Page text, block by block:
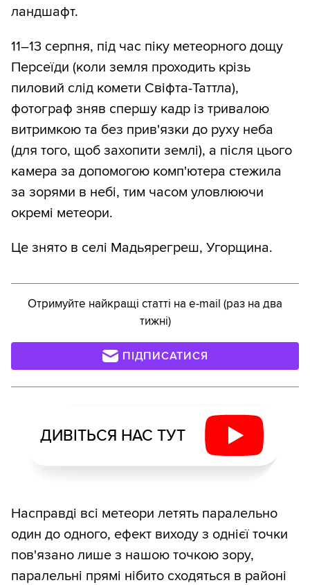
ландшафт.
11–13 серпня, під час піку метеорного дощу
Персеїди (коли земля проходить крізь
пиловий слід комети Свіфта-Таттла),
фотограф зняв спершу кадр із тривалою
витримкою та без прив'язки до руху неба
(для того, щоб захопити землі), а після цього
камера за допомогою комп'ютера стежила
за зорями в небі, тим часом уловлюючи
окремі метеори.
Це знято в селі Мадьярегреш, Угорщина.
Отримуйте найкращі статті на e-mail (раз на два
тижні)
ПІДПИСАТИСЯ
ДИВІТЬСЯ НАС ТУТ
Насправді всі метеори летять паралельно
один до одного, ефект виходу з однієї точки
пов'язано лише з нашою точкою зору,
паралельні прямі нібито сходяться в районі